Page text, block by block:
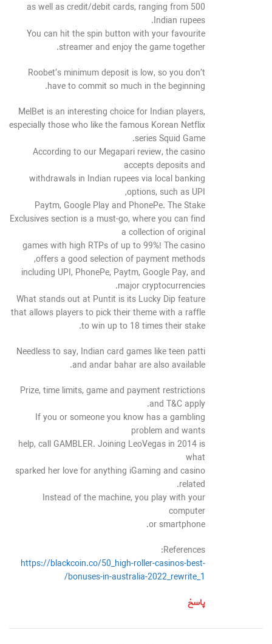
as well as credit/debit cards, ranging from 500
Indian rupees.
You can hit the spin button with your favourite
streamer and enjoy the game together.
Roobet’s minimum deposit is low, so you don’t
have to commit so much in the beginning.
MelBet is an interesting choice for Indian players,
especially those who like the famous Korean Netflix
series Squid Game.
According to our Megapari review, the casino
accepts deposits and
withdrawals in Indian rupees via local banking
options, such as UPI,
Paytm, Google Play and PhonePe. The Stake
Exclusives section is a must-go, where you can find
a collection of original
games with high RTPs of up to 99%! The casino
offers a good selection of payment methods,
including UPI, PhonePe, Paytm, Google Pay, and
major cryptocurrencies.
What stands out at Puntit is its Lucky Dip feature
that allows players to pick their theme with a raffle
to win up to 18 times their stake.
Needless to say, Indian card games like teen patti
and andar bahar are also available.
Prize, time limits, game and payment restrictions
and T&C apply.
If you or someone you know has a gambling
problem and wants
help, call GAMBLER. Joining LeoVegas in 2014 is
what
sparked her love for anything iGaming and casino
related.
Instead of the machine, you play with your
computer
or smartphone.
References:
https://blackcoin.co/50_high-roller-casinos-best-
bonuses-in-australia-2022_rewrite_1/
پاسخ